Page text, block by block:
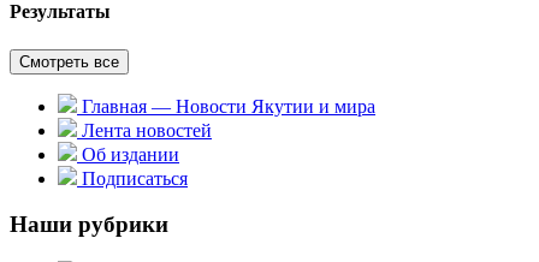
Результаты
Смотреть все
Главная — Новости Якутии и мира
Лента новостей
Об издании
Подписаться
Наши рубрики